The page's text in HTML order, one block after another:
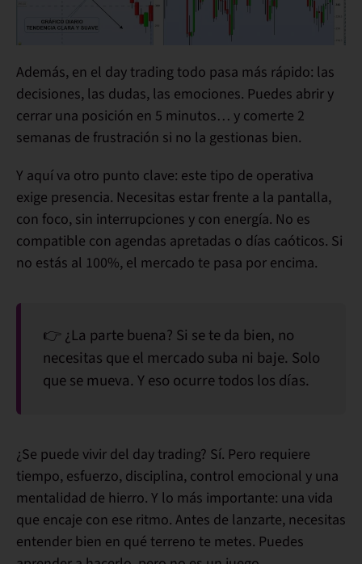
Además, en el day trading todo pasa más rápido: las
decisiones, las dudas, las emociones. Puedes abrir y
cerrar una posición en 5 minutos… y comerte 2
semanas de frustración si no la gestionas bien.
Y aquí va otro punto clave: este tipo de operativa
exige presencia. Necesitas estar frente a la pantalla,
con foco, sin interrupciones y con energía. No es
compatible con agendas apretadas o días caóticos. Si
no estás al 100%, el mercado te pasa por encima.
👉¿La parte buena? Si se te da bien, no
necesitas que el mercado suba ni baje. Solo
que se mueva. Y eso ocurre todos los días.
¿Se puede vivir del day trading? Sí. Pero requiere
tiempo, esfuerzo, disciplina, control emocional y una
mentalidad de hierro. Y lo más importante: una vida
que encaje con ese ritmo. Antes de lanzarte, necesitas
entender bien en qué terreno te metes. Puedes